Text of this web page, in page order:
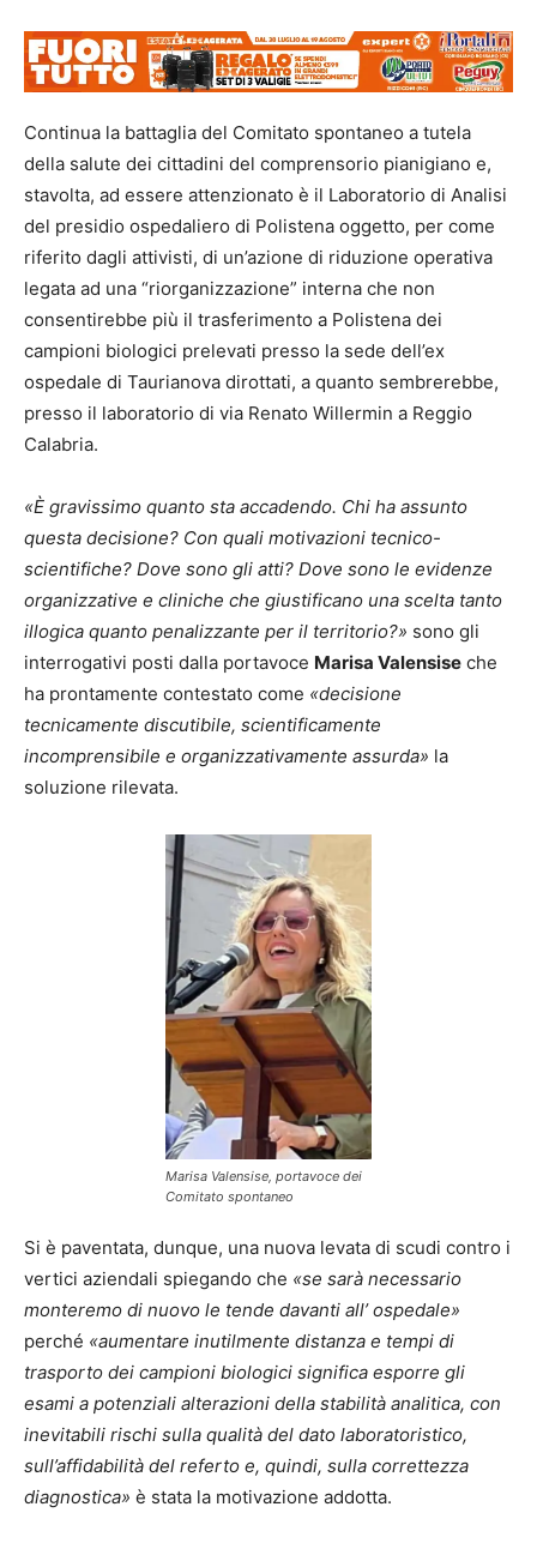
Continua la battaglia del Comitato spontaneo a tutela
della salute dei cittadini del comprensorio pianigiano e,
stavolta, ad essere attenzionato è il Laboratorio di Analisi
del presidio ospedaliero di Polistena oggetto, per come
riferito dagli attivisti, di un’azione di riduzione operativa
legata ad una “riorganizzazione” interna che non
consentirebbe più il trasferimento a Polistena dei
campioni biologici prelevati presso la sede dell’ex
ospedale di Taurianova dirottati, a quanto sembrerebbe,
presso il laboratorio di via Renato Willermin a Reggio
Calabria.
«È gravissimo quanto sta accadendo. Chi ha assunto
questa decisione? Con quali motivazioni tecnico-
scientifiche? Dove sono gli atti? Dove sono le evidenze
organizzative e cliniche che giustificano una scelta tanto
illogica quanto penalizzante per il territorio?» sono gli
interrogativi posti dalla portavoce Marisa Valensise che
ha prontamente contestato come «decisione
tecnicamente discutibile, scientificamente
incomprensibile e organizzativamente assurda» la
soluzione rilevata.
Marisa Valensise, portavoce dei
Comitato spontaneo
Si è paventata, dunque, una nuova levata di scudi contro i
vertici aziendali spiegando che «se sarà necessario
monteremo di nuovo le tende davanti all’ ospedale»
perché «aumentare inutilmente distanza e tempi di
trasporto dei campioni biologici significa esporre gli
esami a potenziali alterazioni della stabilità analitica, con
inevitabili rischi sulla qualità del dato laboratoristico,
sull’affidabilità del referto e, quindi, sulla correttezza
diagnostica» è stata la motivazione addotta.